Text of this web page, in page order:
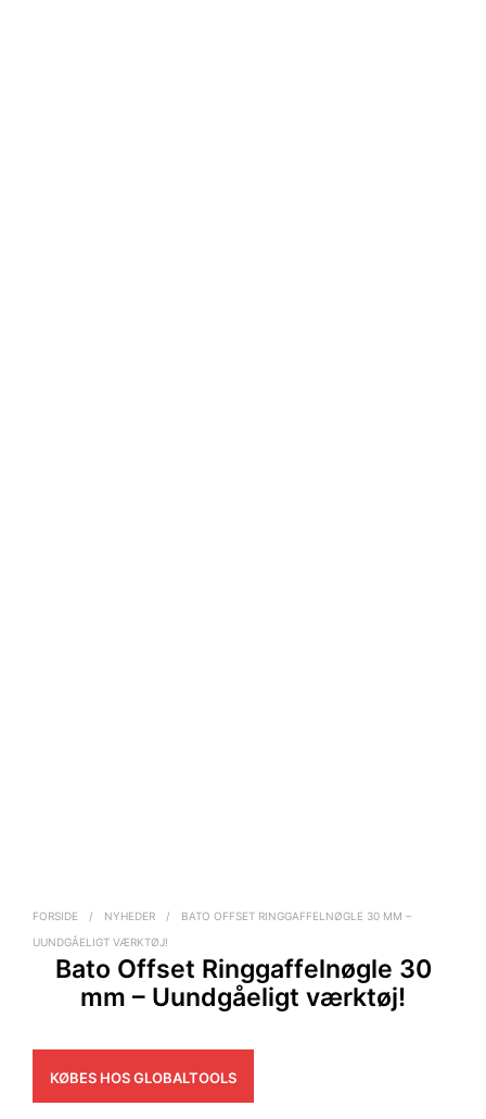
FORSIDE / NYHEDER /
BATO OFFSET RINGGAFFELNØGLE 30 MM –
UUNDGÅELIGT VÆRKTØJ!
Bato Offset Ringgaffelnøgle 30
mm – Uundgåeligt værktøj!
KØBES HOS GLOBALTOOLS